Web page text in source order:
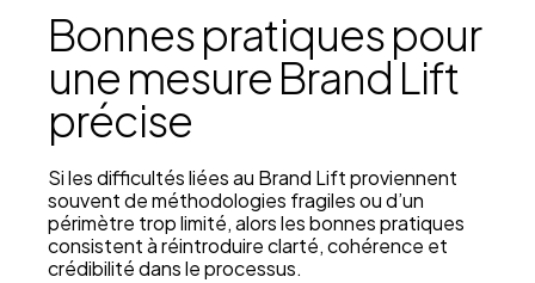
Bonnes pratiques pour
une mesure Brand Lift
précise
Si les difficultés liées au Brand Lift proviennent
souvent de méthodologies fragiles ou d’un
périmètre trop limité, alors les bonnes pratiques
consistent à réintroduire clarté, cohérence et
crédibilité dans le processus.